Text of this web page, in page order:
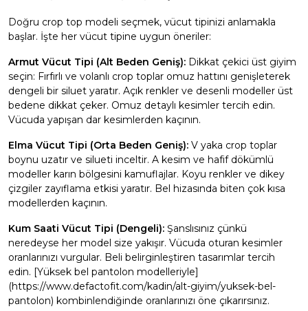
Doğru crop top modeli seçmek, vücut tipinizi anlamakla
başlar. İşte her vücut tipine uygun öneriler:
Armut Vücut Tipi (Alt Beden Geniş): Dikkat çekici üst giyim
seçin: Fırfırlı ve volanlı crop toplar omuz hattını genişleterek
dengeli bir siluet yaratır. Açık renkler ve desenli modeller üst
bedene dikkat çeker. Omuz detaylı kesimler tercih edin.
Vücuda yapışan dar kesimlerden kaçının.
Elma Vücut Tipi (Orta Beden Geniş): V yaka crop toplar
boynu uzatır ve silueti inceltir. A kesim ve hafif dökümlü
modeller karın bölgesini kamuflajlar. Koyu renkler ve dikey
çizgiler zayıflama etkisi yaratır. Bel hizasında biten çok kısa
modellerden kaçının.
Kum Saati Vücut Tipi (Dengeli): Şanslısınız çünkü
neredeyse her model size yakışır. Vücuda oturan kesimler
oranlarınızı vurgular. Beli belirginleştiren tasarımlar tercih
edin. [Yüksek bel pantolon modelleriyle]
(https://www.defactofit.com/kadin/alt-giyim/yuksek-bel-
pantolon) kombinlendiğinde oranlarınızı öne çıkarırsınız.